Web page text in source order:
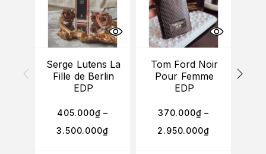
Serge Lutens La
Fille de Berlin
EDP
405.000₫ –
3.500.000₫
Tom Ford Noir
Pour Femme
EDP
370.000₫ –
2.950.000₫